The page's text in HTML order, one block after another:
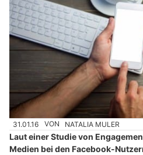
31.01.16 VON NATALIA MULER
Laut einer Studie von
Medien bei den Facebook-